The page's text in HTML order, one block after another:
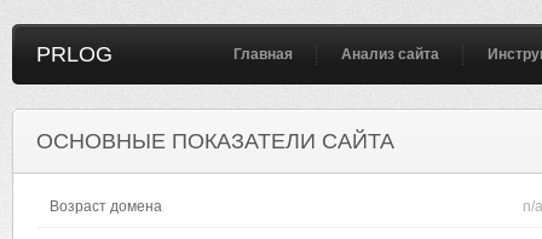
PRLOG Главная Анализ сайта
ОСНОВНЫЕ ПОКАЗАТЕЛИ САЙТА
Возраст домена n/a